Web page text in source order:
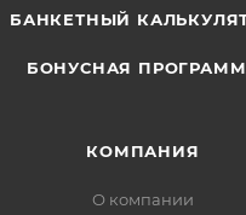
БАНКЕТНЫЙ
БОНУСНАЯ
КОМПАНИЯ
О компании